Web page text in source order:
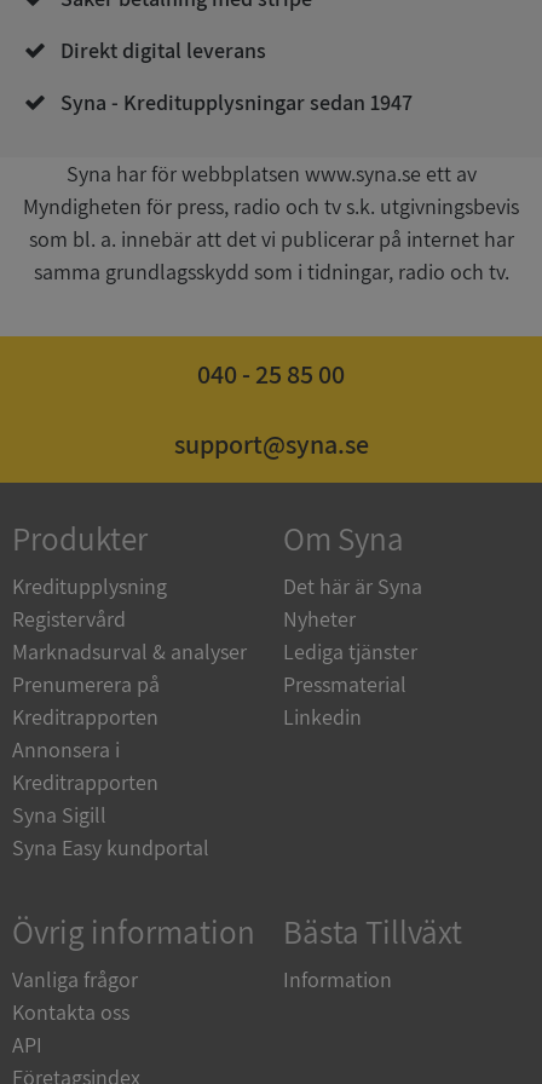
Direkt digital leverans
Syna - Kreditupplysningar sedan 1947
Syna har för webbplatsen www.syna.se ett av
Myndigheten för press, radio och tv s.k. utgivningsbevis
som bl. a. innebär att det vi publicerar på internet har
samma grundlagsskydd som i tidningar, radio och tv.
040 - 25 85 00
support@syna.se
Produkter
Kreditupplysning
Registervård
Marknadsurval & analyser
Prenumerera på
Kreditrapporten
Annonsera i
Kreditrapporten
Syna Sigill
Syna Easy kundportal
Om Syna
Det här är Syna
Nyheter
Lediga tjänster
Pressmaterial
Linkedin
Övrig information
Vanliga frågor
Kontakta oss
API
Företagsindex
Bästa Tillväxt
Information
VISITOR_PRIVACY_METADATA
YouTube
.youtube.com
5 månader
4 veckor
Corporation
de.syna.se
ARRAffinity
Corporation
__RequestVerificationToken
Microsoft
Corporation
Google
Privacy Policy